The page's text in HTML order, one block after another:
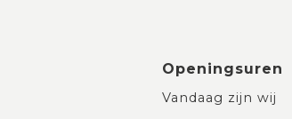
Openingsuren
Vandaag zijn wij